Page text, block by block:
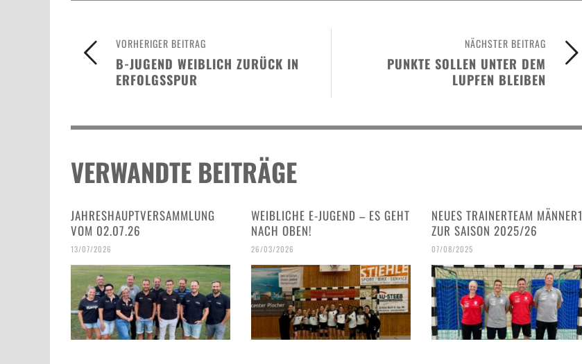
NÄCHSTER BEITRAG
PUNKTE SOLLEN UNTER DEM
LUPFEN BLEIBEN
VORHERIGER BEITRAG
B-JUGEND WEIBLICH ZURÜCK IN
ERFOLGSSPUR
VERWANDTE BEITRÄGE
JAHRESHAUPTVERSAMMLUNG
VOM 02.07.26
13/07/2026
WEIBLICHE E-JUGEND – ES GEHT
NACH OBEN!
26/03/2026
NEUES TRAINERTEAM MÄNNER1
ZUR SAISON 2025/26
07/08/2025